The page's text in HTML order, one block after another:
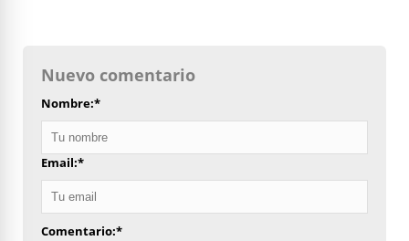
Nuevo comentario
Nombre:*
Email:*
Comentario:*